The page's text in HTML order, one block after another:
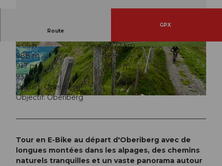
© Thomas Roggenmoser (Bikebalance), Bikegenoss Zentralschweiz |
© Jessica Züger, Bikegenoss Zentralschweiz © Jessica Züger, Bikegenoss Zentralschweiz
Route
GPX
4:05 h
28,72 km
988 m
988 m
917 m
1.850 m
933 m
Départ: Oberiberg
Objectif: Oberiberg
Tour en E-Bike au départ d'Oberiberg avec de
longues montées dans les alpages, des chemins
naturels tranquilles et un vaste panorama autour